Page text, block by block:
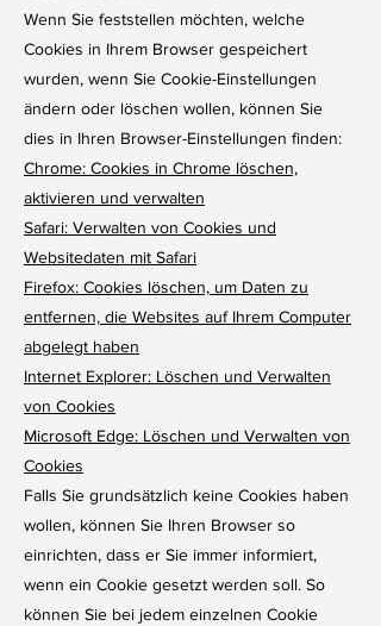
Wenn Sie feststellen möchten, welche
Cookies in Ihrem Browser gespeichert
wurden, wenn Sie Cookie-Einstellungen
ändern oder löschen wollen, können Sie
dies in Ihren Browser-Einstellungen finden:
Chrome: Cookies in Chrome löschen,
aktivieren und verwalten
Safari: Verwalten von Cookies und
Websitedaten mit Safari
Firefox: Cookies löschen, um Daten zu
entfernen, die Websites auf Ihrem Computer
abgelegt haben
Internet Explorer: Löschen und Verwalten
von Cookies
Microsoft Edge: Löschen und Verwalten von
Cookies
Falls Sie grundsätzlich keine Cookies haben
wollen, können Sie Ihren Browser so
einrichten, dass er Sie immer informiert,
wenn ein Cookie gesetzt werden soll. So
können Sie bei jedem einzelnen Cookie